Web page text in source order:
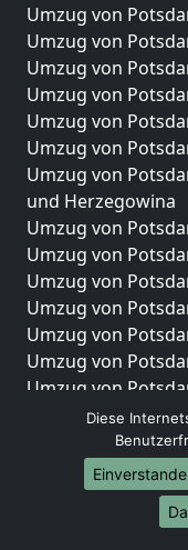
Umzug von
Umzug von
Umzug von
Umzug von
Umzug von
Umzug von
Umzug von
und Herzegowina
Umzug von
Umzug von
Umzug von
Umzug von
Umzug von
Umzug von
Umzug von
Umzug von
Umzug von
Umzug von
Umzug von
Umzug von
Diese